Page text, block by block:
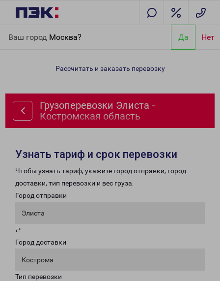
Ваш город Москва? Да Нет
область
Рассчитать и заказать перевозку
Грузоперевозки Элиста -
Костромская область
Узнать тариф и срок перевозки
Чтобы узнать тариф, укажите город отправки, город
доставки, тип перевозки и вес груза.
Город отправки
Элиста
⇄
Город доставки
Кострома
Тип перевозки